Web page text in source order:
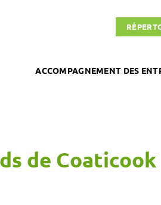
ACCOMPAGNEMENT DES
de Coaticook